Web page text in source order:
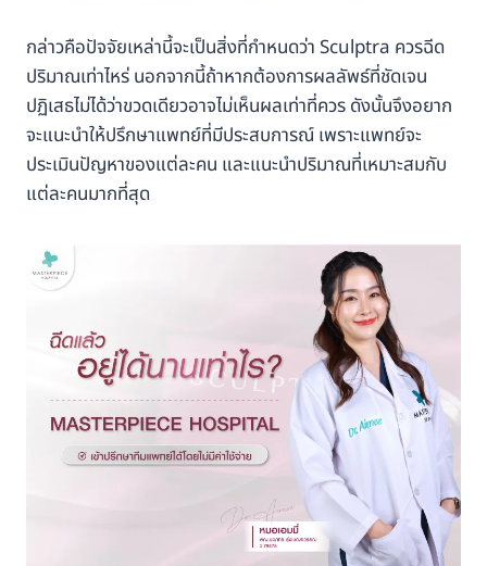
กล่าวคือปัจจัยเหล่านี้จะเป็นสิ่งที่กำหนดว่า Sculptra ควรฉีด
ปริมาณเท่าไหร่ นอกจากนี้ถ้าหากต้องการผลลัพธ์ที่ชัดเจน
ปฏิเสธไม่ได้ว่าขวดเดียวอาจไม่เห็นผลเท่าที่ควร ดังนั้นจึงอยาก
จะแนะนำให้ปรึกษาแพทย์ที่มีประสบการณ์ เพราะแพทย์จะ
ประเมินปัญหาของแต่ละคน และแนะนำปริมาณที่เหมาะสมกับ
แต่ละคนมากที่สุด